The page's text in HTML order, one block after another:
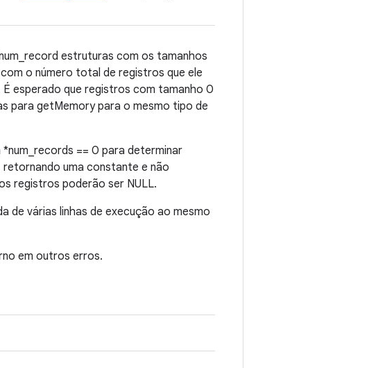
estruturas com os tamanhos
o número total de registros que ele
esperado que registros com tamanho 0
para getMemory para o mesmo tipo de
== 0 para determinar
uma constante e não
registros poderão ser NULL.
de várias linhas de execução ao mesmo
em outros erros.